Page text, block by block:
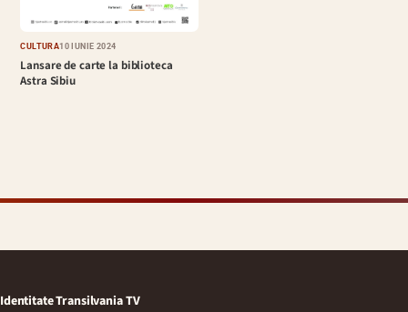
CULTURĂ10 IUNIE 2024
Lansare de carte la biblioteca
Astra Sibiu
Identitate Transilvania TV